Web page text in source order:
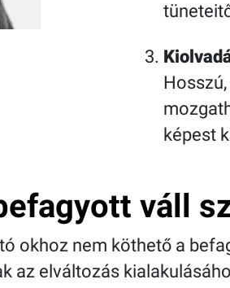
képest
váll
okhoz nem köthető a
az elváltozás